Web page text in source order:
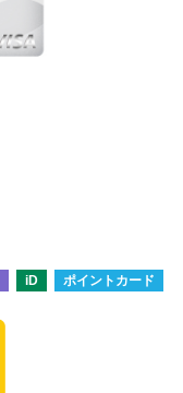
iD ポイントカード